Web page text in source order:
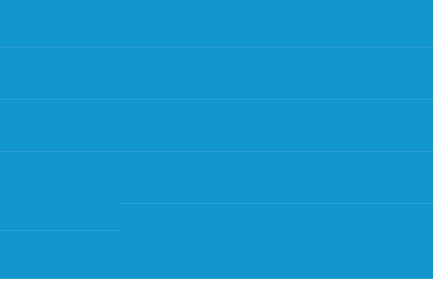
Subsidie regeling EIA 2020